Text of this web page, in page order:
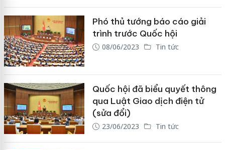
Phó thủ tướng báo cáo giải
trình trước Quốc hội
08/06/2023 Tin tức
Quốc hội đã biểu quyết thông
qua Luật Giao dịch điện tử
(sửa đổi)
23/06/2023 Tin tức